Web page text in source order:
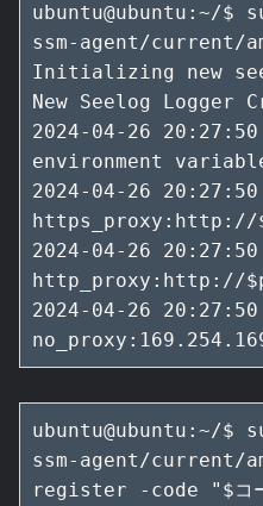
ubuntu@ubuntu:~/$
ssm-agent/current/
Initializing new
New Seelog Logger
2024-04-26 20:27:50
environment
2024-04-26 20:27:50
https_proxy:http://
2024-04-26 20:27:50
http_proxy:http://
2024-04-26 20:27:50
ubuntu@ubuntu:~/$
ssm-agent/current/
register -code "$